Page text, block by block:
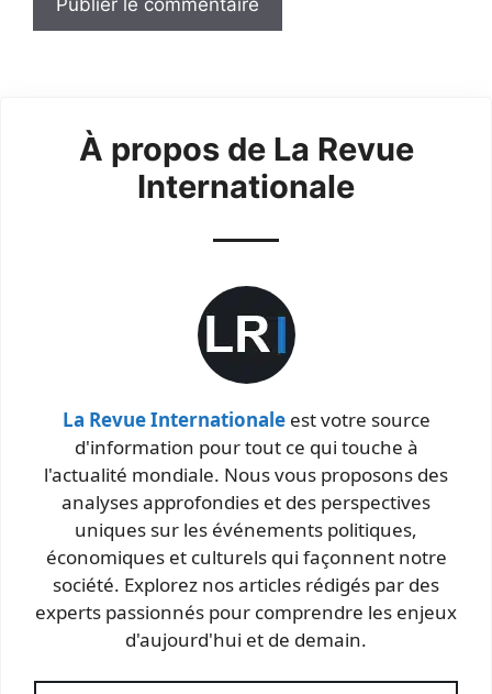
À propos de La Revue
Internationale
La Revue Internationaleest votre source
d'information pour tout ce qui touche à
l'actualité mondiale. Nous vous proposons des
analyses approfondies et des perspectives
uniques sur les événements politiques,
économiques et culturels qui façonnent notre
société. Explorez nos articles rédigés par des
experts passionnés pour comprendre les enjeux
d'aujourd'hui et de demain.